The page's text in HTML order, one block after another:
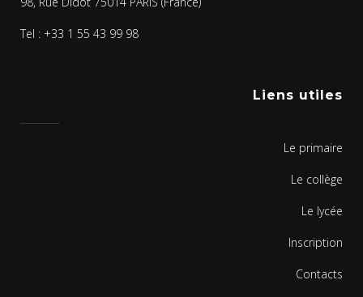
Tel : +33 1 55 43 99 98
Liens utiles
Le primaire
Le collège
Le lycée
Inscription
Contacts